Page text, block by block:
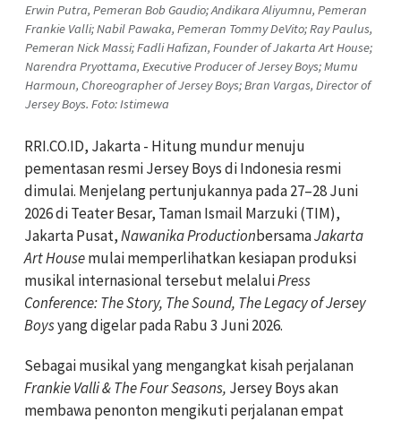
Erwin Putra, Pemeran Bob Gaudio; Andikara Aliyumnu, Pemeran
Frankie Valli; Nabil Pawaka, Pemeran Tommy DeVito; Ray Paulus,
Pemeran Nick Massi; Fadli Hafizan, Founder of Jakarta Art House;
Narendra Pryottama, Executive Producer of Jersey Boys; Mumu
Harmoun, Choreographer of Jersey Boys; Bran Vargas, Director of
Jersey Boys. Foto: Istimewa
RRI.CO.ID, Jakarta - Hitung mundur menuju
pementasan resmi Jersey Boys di Indonesia resmi
dimulai. Menjelang pertunjukannya pada 27–28 Juni
2026 di Teater Besar, Taman Ismail Marzuki (TIM),
Jakarta Pusat,Nawanika ProductionbersamaJakarta
Art Housemulai memperlihatkan kesiapan produksi
musikal internasional tersebut melaluiPress
Conference: The Story, The Sound, The Legacy of Jersey
Boysyang digelar pada Rabu 3 Juni 2026.
Sebagai musikal yang mengangkat kisah perjalanan
Frankie Valli & The Four Seasons, Jersey Boys akan
membawa penonton mengikuti perjalanan empat